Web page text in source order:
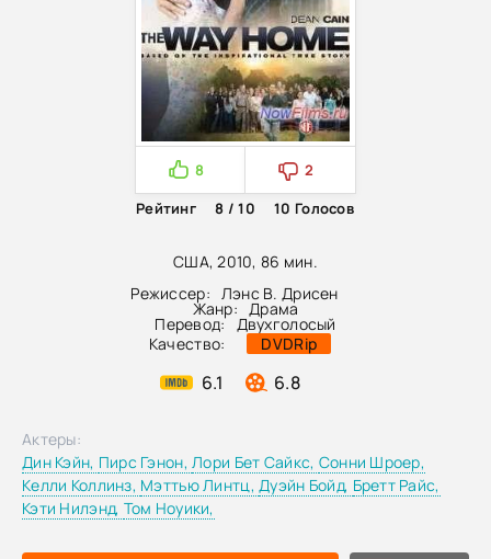
США, 2010, 86 мин.
Режиссер: Лэнс В. Дрисен
Жанр: Драма
Перевод: Двухголосый
Качество:
DVDRip
6.1 6.8
8
2
Рейтинг
8 / 10 10 Голосов
Актеры:
Дин Кэйн, Пирс Гэнон,Лори Бет Сайкс, Сонни Шроер,
Келли Коллинз, Мэттью Линтц,Дуэйн Бойд, Бретт Райс,
Кэти Нилэнд, Том Ноуики,